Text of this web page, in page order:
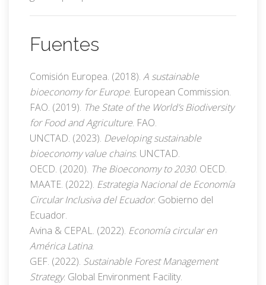
Fuentes
Comisión Europea. (2018). A sustainable
bioeconomy for Europe. European Commission.
FAO. (2019). The State of the World’s Biodiversity
for Food and Agriculture. FAO.
UNCTAD. (2023). Developing sustainable
bioeconomy value chains. UNCTAD.
OECD. (2020). The Bioeconomy to 2030. OECD.
MAATE. (2022). Estrategia Nacional de Economía
Circular Inclusiva del Ecuador. Gobierno del
Ecuador.
Avina & CEPAL. (2022). Economía circular en
América Latina.
GEF. (2022). Sustainable Forest Management
Strategy. Global Environment Facility.